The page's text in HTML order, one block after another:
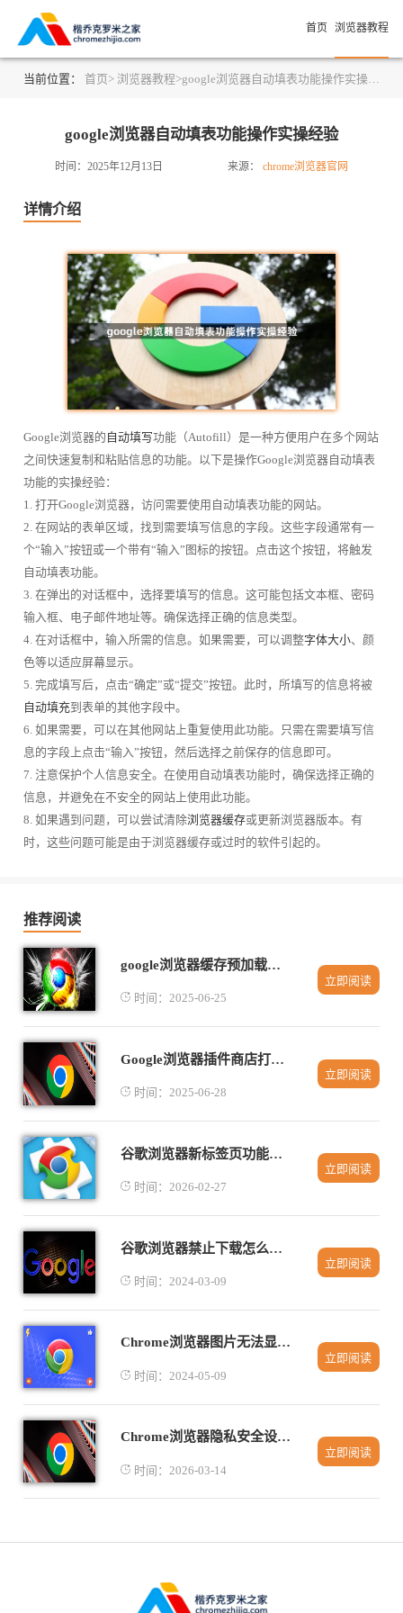
首页 浏览器教程
当前位置： 首页> 浏览器教程>google浏览器自动填表功能操作实操经验
google浏览器自动填表功能操作实操经验
时间：2025年12月13日 来源： chrome浏览器官网
详情介绍
Google浏览器的 自动填写功能（Autofill）是一种方便用户在多个网站
之间快速复制和粘贴信息的功能。以下是操作Google浏览器自动填表
功能的实操经验：
1. 打开Google浏览器，访问需要使用自动填表功能的网站。
2. 在网站的表单区域，找到需要填写信息的字段。这些字段通常有一
个“输入”按钮或一个带有“输入”图标的按钮。点击这个按钮，将触发
自动填表功能。
3. 在弹出的对话框中，选择要填写的信息。这可能包括文本框、密码
输入框、电子邮件地址等。确保选择正确的信息类型。
4. 在对话框中，输入所需的信息。如果需要，可以调整字体大小、颜
色等以适应屏幕显示。
5. 完成填写后，点击“确定”或“提交”按钮。此时，所填写的信息将被
自动填充到表单的其他字段中。
6. 如果需要，可以在其他网站上重复使用此功能。只需在需要填写信
息的字段上点击“输入”按钮，然后选择之前保存的信息即可。
7. 注意保护个人信息安全。在使用自动填表功能时，确保选择正确的
信息，并避免在不安全的网站上使用此功能。
8. 如果遇到问题，可以尝试清除浏览器缓存或更新浏览器版本。有
时，这些问题可能是由于浏览器缓存或过时的软件引起的。
推荐阅读
google浏览器缓存预加载机制深度剖析
时间：2025-06-25
立即阅读
Google浏览器插件商店打不开如何快速切换节点
时间：2025-06-28
立即阅读
谷歌浏览器新标签页功能实操教程2025
时间：2026-02-27
立即阅读
谷歌浏览器禁止下载怎么解除
时间：2024-03-09
立即阅读
Chrome浏览器图片无法显示怎么办
时间：2024-05-09
立即阅读
Chrome浏览器隐私安全设置实用教程
时间：2026-03-14
立即阅读